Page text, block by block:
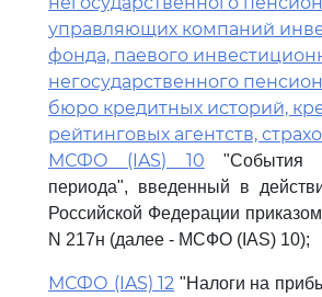
управляющих компаний
фонда, паевого
негосударственного
бюро кредитных историй,
рейтинговых агентств,
МСФО (IAS) 10 "События
периода", введенный в
Российской Федерации
N 217н (далее - МСФО (IAS) 10);
МСФО (IAS) 12 "Налоги на